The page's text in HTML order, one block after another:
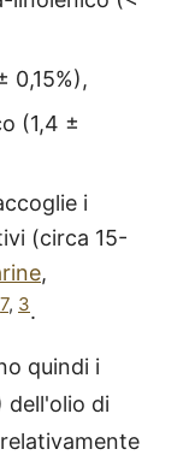
0,15%),
(1,4 ±
i
(circa 15-
,
7, 3.
quindi i
dell'olio di